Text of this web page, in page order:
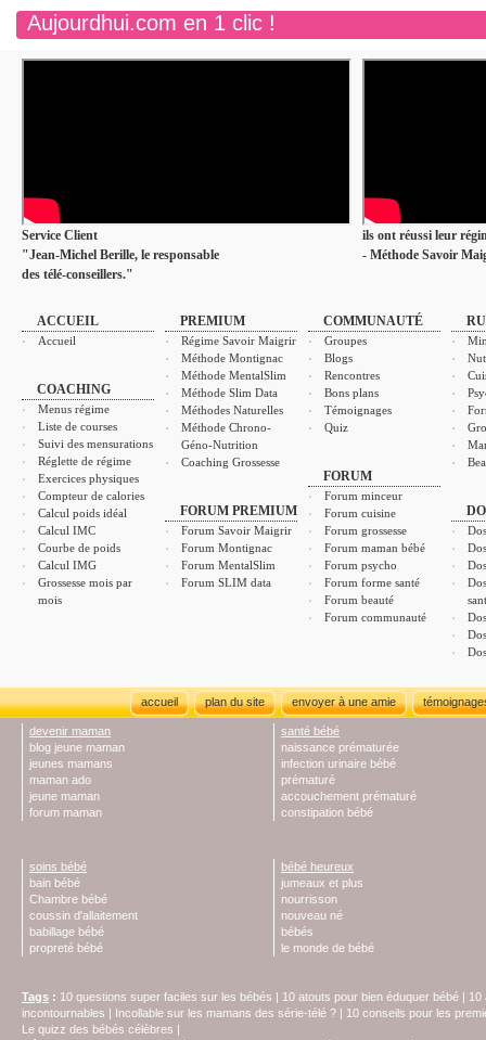
Aujourdhui.com en 1 clic !
Service Client
"Jean-Michel Berille, le responsable
des télé-conseillers."
ils ont réussi leur
- Méthode Savoir
ACCUEIL
Accueil
COACHING
Menus régime
Liste de courses
Suivi des mensurations
Réglette de régime
Exercices physiques
Compteur de calories
Calcul poids idéal
Calcul IMC
Courbe de poids
Calcul IMG
Grossesse mois par
mois
PREMIUM
Régime Savoir Maigrir
Méthode Montignac
Méthode MentalSlim
Méthode Slim Data
Méthodes Naturelles
Méthode Chrono-
Géno-Nutrition
Coaching Grossesse
FORUM PREMIUM
Forum Savoir Maigrir
Forum Montignac
Forum MentalSlim
Forum SLIM data
COMMUNAUTÉ
Groupes
Blogs
Rencontres
Bons plans
Témoignages
Quiz
FORUM
Forum minceur
Forum cuisine
Forum grossesse
Forum maman bébé
Forum psycho
Forum forme santé
Forum beauté
Forum communauté
accueil plan du site envoyer à une amie
devenir maman
blog jeune maman
jeunes mamans
maman ado
jeune maman
forum maman
santé bébé
naissance prématurée
infection urinaire bébé
prématuré
accouchement prématuré
constipation bébé
soins bébé
bain bébé
Chambre bébé
coussin d'allaitement
babillage bébé
propreté bébé
bébé heureux
jumeaux et plus
nourrisson
nouveau né
bébés
le monde de bébé
Tags : 10 questions super faciles sur les bébés 10 atouts pour bien éduquer bébé
10
incontournables
Incollable sur les mamans des série-télé ?
10 conseils pour les
Le quizz des bébés célèbres